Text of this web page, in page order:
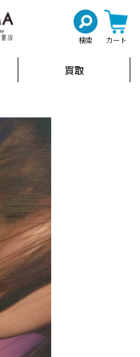
検索 カート
買取